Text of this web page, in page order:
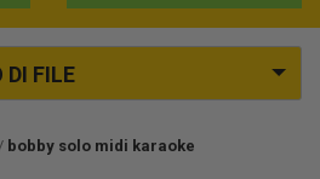
DI FILE
bobby solo midi karaoke